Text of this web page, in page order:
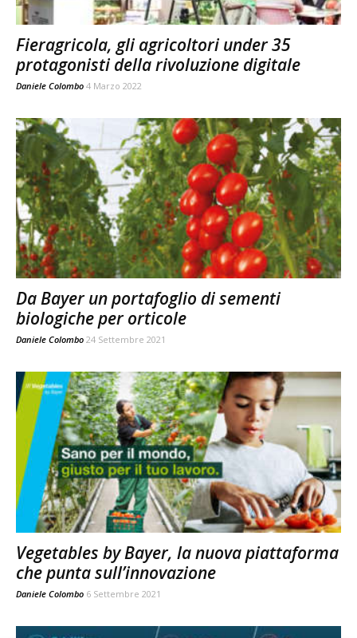
Fieragricola, gli agricoltori under 35
protagonisti della rivoluzione digitale
Daniele Colombo 4 Marzo 2022
Da Bayer un portafoglio di sementi
biologiche per orticole
Daniele Colombo 24 Settembre 2021
Vegetables by Bayer, la nuova piattaforma
che punta sull’innovazione
Daniele Colombo 6 Settembre 2021